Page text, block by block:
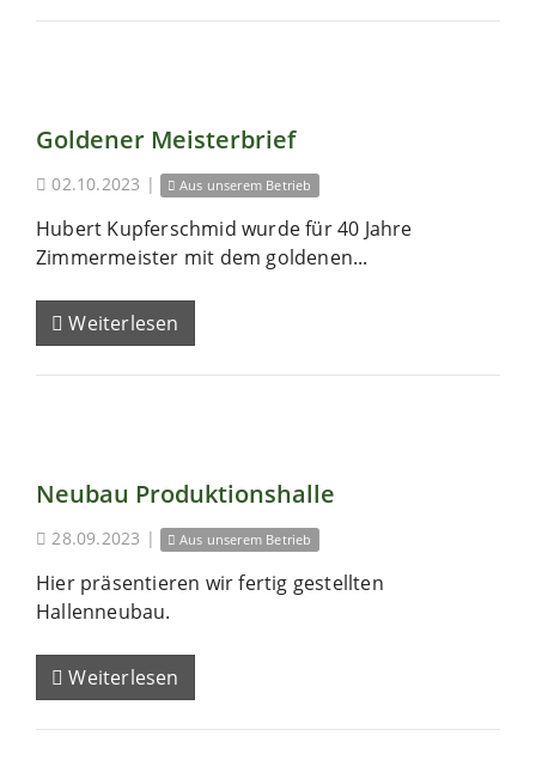
Goldener Meisterbrief
02.10.2023 | Aus unserem Betrieb
Hubert Kupferschmid wurde für 40 Jahre
Zimmermeister mit dem goldenen...
Weiterlesen
Neubau Produktionshalle
28.09.2023 | Aus unserem Betrieb
Hier präsentieren wir fertig gestellten
Hallenneubau.
Weiterlesen